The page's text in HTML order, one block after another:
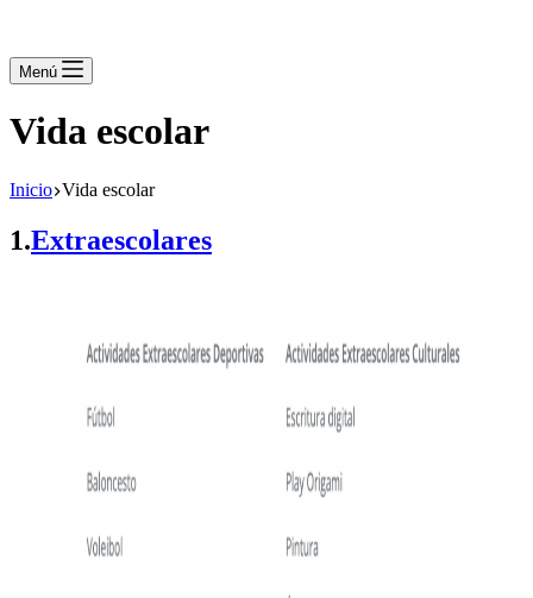
Menú
Vida escolar
Inicio Vida escolar
1.Extraescolares